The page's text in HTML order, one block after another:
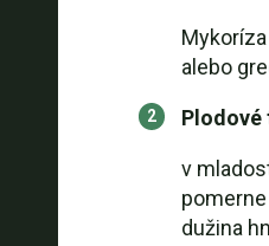
alebo
Plodové
v
dužina